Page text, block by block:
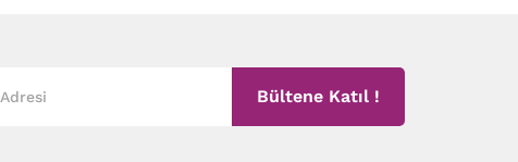
Bültene Katıl !